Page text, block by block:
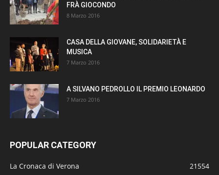
FRÀ GIOCONDO
8 Marzo 2016
CASA DELLA GIOVANE, SOLIDARIETÀ E
MUSICA
7 Marzo 2016
A SILVANO PEDROLLO IL PREMIO LEONARDO
7 Marzo 2016
POPULAR CATEGORY
La Cronaca di Verona
21554